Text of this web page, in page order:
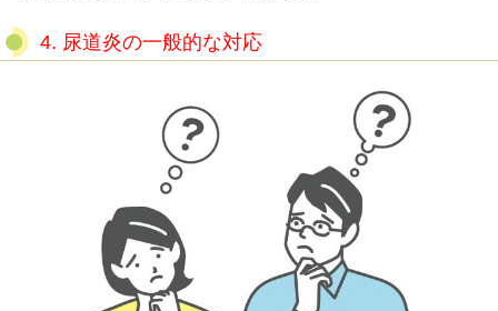
4. 尿道炎の一般的な対応